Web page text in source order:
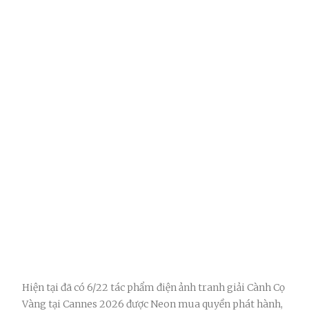
Hiện tại đã có 6/22 tác phẩm điện ảnh tranh giải Cành Cọ
Vàng tại Cannes 2026 được Neon mua quyền phát hành,